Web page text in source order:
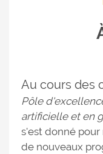
Au cours des
Pôle
artificielle et en
s'est donné
de nouveaux